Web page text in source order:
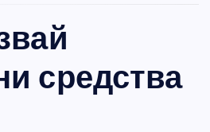
средства